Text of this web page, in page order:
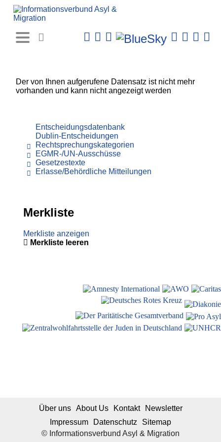
Der von Ihnen aufgerufene Datensatz ist nicht mehr
vorhanden und kann nicht angezeigt werden
Entscheidungsdatenbank
Dublin-Entscheidungen
Rechtsprechungskategorien
EGMR-/UN-Ausschüsse
Gesetzestexte
Erlasse/Behördliche Mitteilungen
Merkliste
Merkliste anzeigen
Merkliste leeren
© Informationsverbund Asyl & Migration
Über uns About Us Kontakt
Newsletter
Impressum
Datenschutz Sitemap